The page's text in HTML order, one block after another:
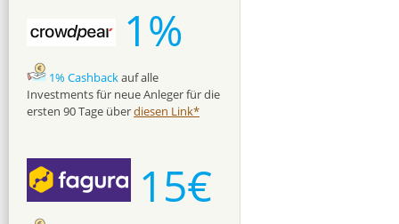
1%
1% Cashbackauf alle
Investments für neue Anleger für die
ersten 90 Tage überdiesen Link*
15€